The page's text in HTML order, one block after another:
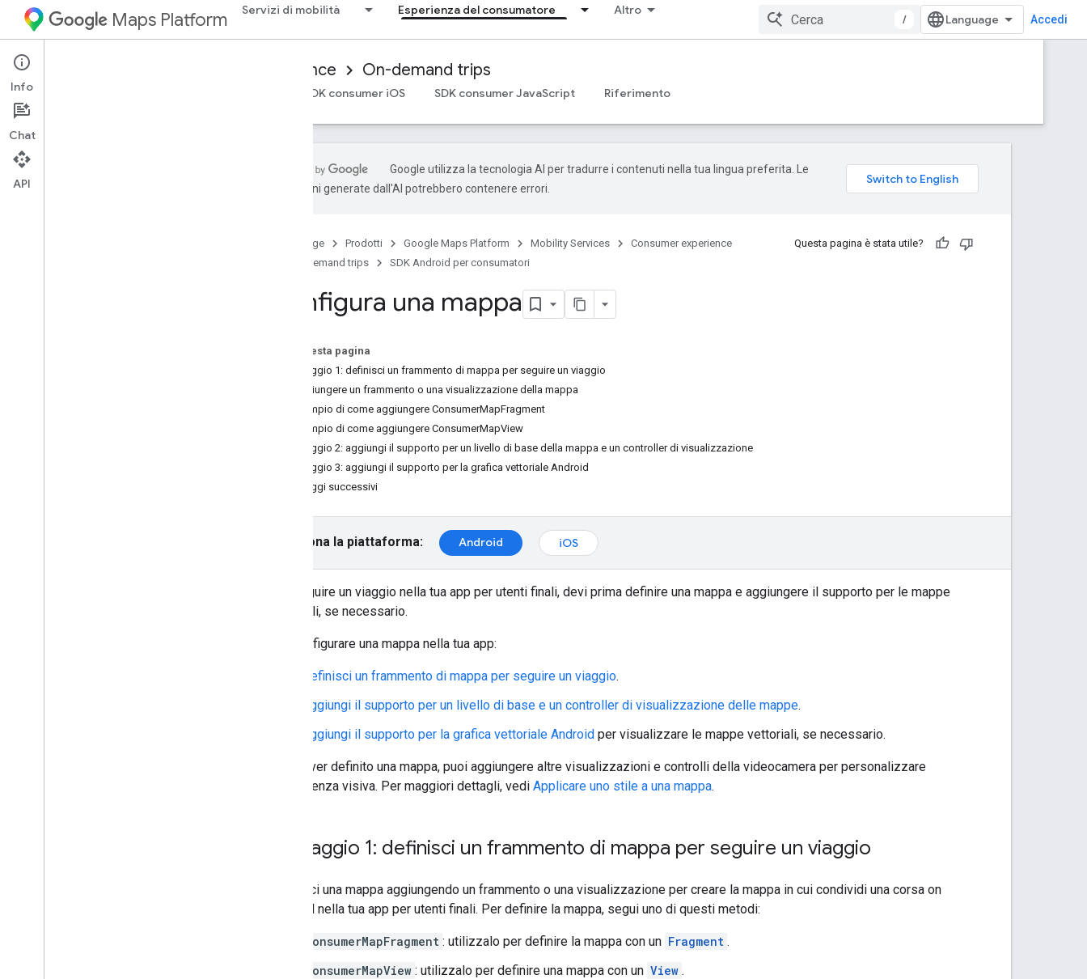
Maps Platform Servizi di mobilità Esperienza del consumatore Altro
/ Accedi
Mobility Services Consumer experience On-demand trips
Panoramica SDK consumer iOS SDK consumer JavaScript Riferimento
Google utilizza la tecnologia AI per tradurre i contenuti nella tua lingua preferita. Le
traduzioni generate dall'AI potrebbero contenere errori.
Home page Prodotti Google Maps Platform Mobility Services
Consumer experience
On-demand trips
SDK Android per consumatori
Questa pagina è stata utile?
Configura una mappa
Su questa pagina
Passaggio 1: definisci un frammento di mappa per seguire un viaggio
Aggiungere un frammento o una visualizzazione della mappa
Esempio di come aggiungere ConsumerMapFragment
Esempio di come aggiungere ConsumerMapView
Passaggio 2: aggiungi il supporto per un livello di base della mappa e un controller di visualizzazione
Passaggio 3: aggiungi il supporto per la grafica vettoriale Android
Passaggi successivi
Seleziona la piattaforma: Android iOS
Per seguire un viaggio nella tua app per utenti finali, devi prima definire una mappa e aggiungere il supporto per le mappe
vettoriali, se necessario.
Per configurare una mappa nella tua app:
Definisci un frammento di mappa per seguire un viaggio.
Aggiungi il supporto per un livello di base e un controller di visualizzazione delle mappe.
Aggiungi il supporto per la grafica vettoriale Android per visualizzare le mappe vettoriali, se necessario.
Dopo aver definito una mappa, puoi aggiungere altre visualizzazioni e controlli della videocamera per personalizzare
l'esperienza visiva. Per maggiori dettagli, vedi Applicare uno stile a una mappa.
Passaggio 1: definisci un frammento di mappa per seguire un viaggio
Definisci una mappa aggiungendo un frammento o una visualizzazione per creare la mappa in cui condividi una corsa on
demand nella tua app per utenti finali. Per definire la mappa, segui uno di questi metodi:
ConsumerMapFragment : utilizzalo per definire la mappa con un Fragment .
ConsumerMapView : utilizzalo per definire una mappa con un View .
Info
Chat
API